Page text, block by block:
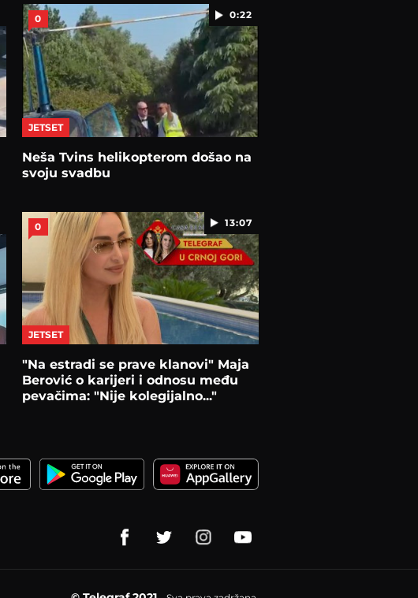
0:22
0
JETSET
Neša Tvins helikopterom došao na
svoju svadbu
13:07
0
JETSET
"Na estradi se prave klanovi" Maja
Berović o karijeri i odnosu među
pevačima: "Nije kolegijalno..."